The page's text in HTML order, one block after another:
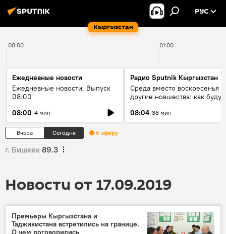
Кыргызстан
РУС
00:00 01:00
Ежедневные новости
Ежедневные новости. Выпуск
08:00
08:00 4 мин
Радио Sputnik Кыргызстан
Среда вместо воскресенья и
другие новшества: как будут
08:04 38 мин
Вчера Сегодня К эфиру
г. Бишкек 89.3
Новости от 17.09.2019
Премьеры Кыргызстана и
Таджикистана встретились на границе.
О чем договорились